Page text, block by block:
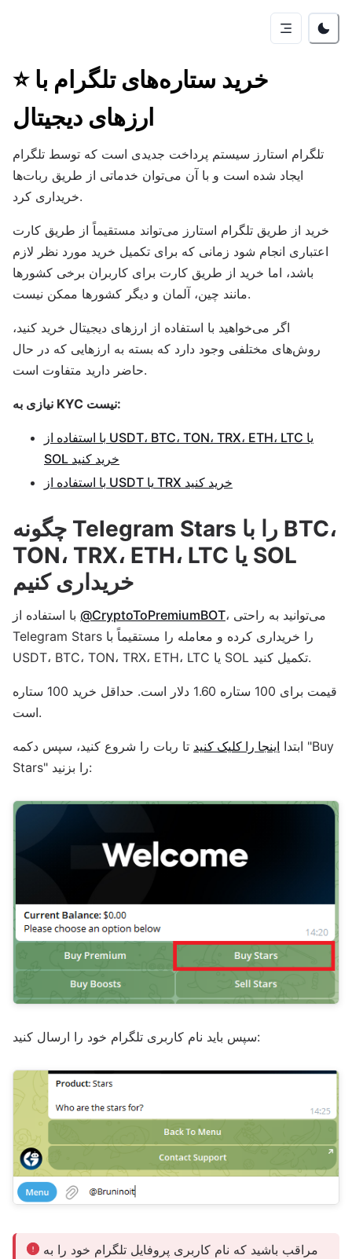
⭐ خرید ستاره‌های تلگرام با
ارزهای دیجیتال
تلگرام استارز سیستم پرداخت جدیدی است که توسط تلگرام
ایجاد شده است و با آن می‌توان خدماتی از طریق ربات‌ها
خریداری کرد.
خرید از طریق تلگرام استارز می‌تواند مستقیماً از طریق کارت
اعتباری انجام شود زمانی که برای تکمیل خرید مورد نظر لازم
باشد، اما خرید از طریق کارت برای کاربران برخی کشورها
مانند چین، آلمان و دیگر کشورها ممکن نیست.
اگر می‌خواهید با استفاده از ارزهای دیجیتال خرید کنید،
روش‌های مختلفی وجود دارد که بسته به ارزهایی که در حال
حاضر دارید متفاوت است.
نیازی به KYC نیست:
با استفاده از USDT، BTC، TON، TRX، ETH، LTC یا
SOL خرید کنید
با استفاده از USDT یا TRX خرید کنید
چگونه Telegram Stars را با BTC،
TON، TRX، ETH، LTC یا SOL
خریداری کنیم
@CryptoToPremiumBOT، می‌توانید به راحتی
Telegram Stars را خریداری کرده و معامله را مستقیماً با
USDT، BTC، TON، TRX، ETH، LTC یا SOL تکمیل کنید.
قیمت برای 100 ستاره 1.60 دلار است. حداقل خرید 100 ستاره
است.
ابتدا اینجا را کلیک کنید تا ربات را شروع کنید، سپس دکمه "Buy
Stars" را بزنید:
سپس باید نام کاربری تلگرام خود را ارسال کنید:
مراقب باشید که نام کاربری پروفایل تلگرام خود را به